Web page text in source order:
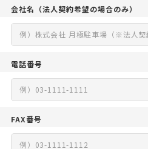
会社名 （法人契約希望の場合のみ）
電話番号
FAX番号